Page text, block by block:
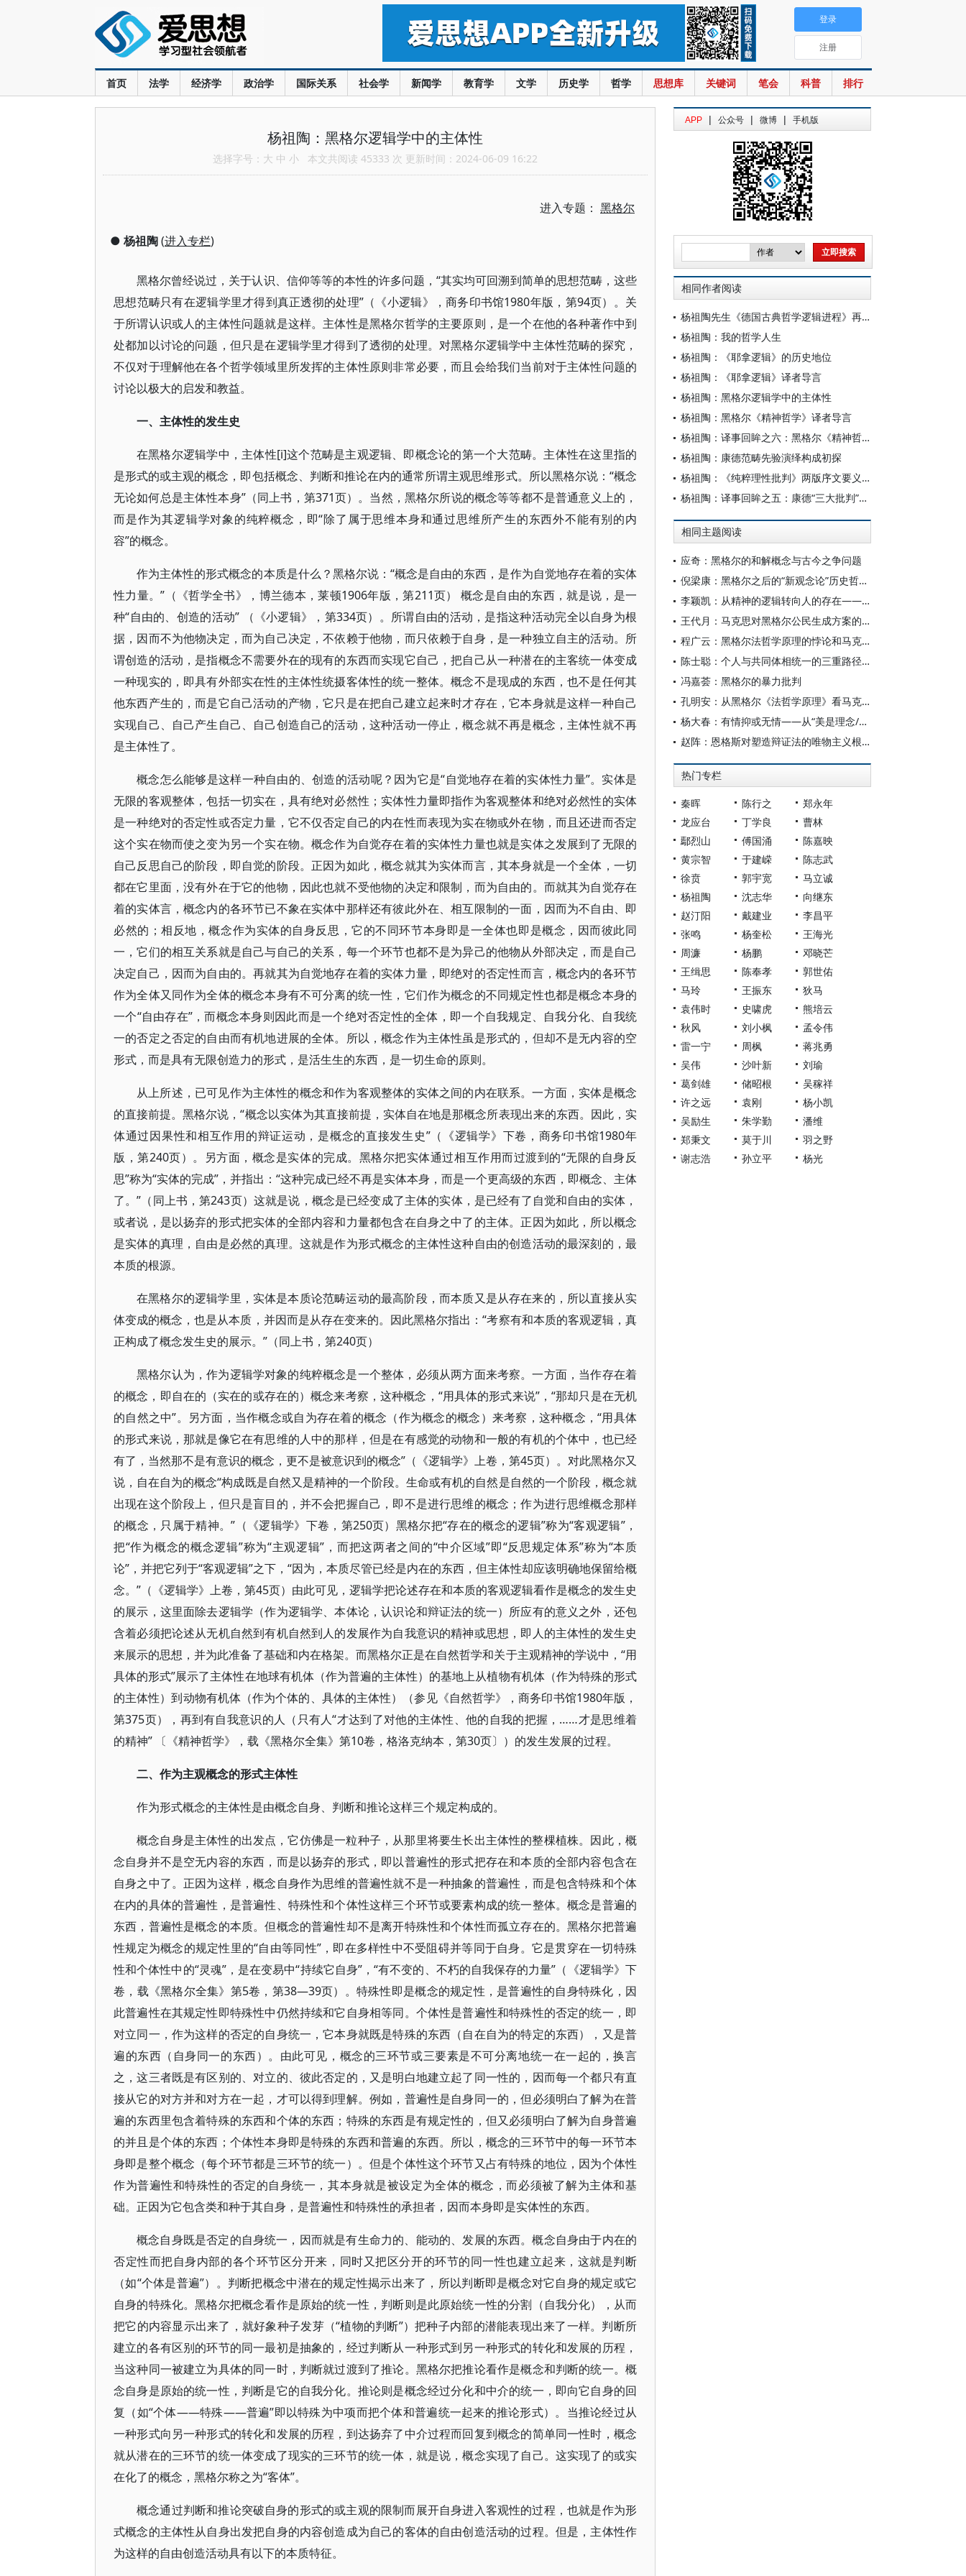
首页 法学 经济学 政治学 国际关系 社会学 新闻学 教育学 文学 历史学 哲学 思想库 关键词 笔会 科普 排行
登录
注册
杨祖陶：黑格尔逻辑学中的主体性
选择字号： 大 中 小 本文共阅读 45333 次 更新时间：2024-06-09 16:22
进入专题： 黑格尔
● 杨祖陶(进入专栏)
黑格尔曾经说过，关于认识、信仰等等的本性的许多问题，“其实均可回溯到简单的思想范畴，这些
思想范畴只有在逻辑学里才得到真正透彻的处理”（《小逻辑》，商务印书馆1980年版，第94页）。关
于所谓认识或人的主体性问题就是这样。主体性是黑格尔哲学的主要原则，是一个在他的各种著作中到
处都加以讨论的问题，但只是在逻辑学里才得到了透彻的处理。对黑格尔逻辑学中主体性范畴的探究，
不仅对于理解他在各个哲学领域里所发挥的主体性原则非常必要，而且会给我们当前对于主体性问题的
讨论以极大的启发和教益。
一、主体性的发生史
在黑格尔逻辑学中，主体性[i]这个范畴是主观逻辑、即概念论的第一个大范畴。主体性在这里指的
是形式的或主观的概念，即包括概念、判断和推论在内的通常所谓主观思维形式。所以黑格尔说：“概念
无论如何总是主体性本身”（同上书，第371页）。当然，黑格尔所说的概念等等都不是普通意义上的，
而是作为其逻辑学对象的纯粹概念，即“除了属于思维本身和通过思维所产生的东西外不能有别的内
容”的概念。
作为主体性的形式概念的本质是什么？黑格尔说：“概念是自由的东西，是作为自觉地存在着的实体
性力量。”（《哲学全书》，博兰德本，莱顿1906年版，第211页） 概念是自由的东西，就是说，是一
种“自由的、创造的活动” （《小逻辑》，第334页）。所谓自由的活动，是指这种活动完全以自身为根
据，因而不为他物决定，而为自己决定，不依赖于他物，而只依赖于自身，是一种独立自主的活动。所
谓创造的活动，是指概念不需要外在的现有的东西而实现它自己，把自己从一种潜在的主客统一体变成
一种现实的，即具有外部实在性的主体性统摄客体性的统一整体。概念不是现成的东西，也不是任何其
他东西产生的，而是它自己活动的产物，它只是在把自己建立起来时才存在，它本身就是这样一种自己
实现自己、自己产生自己、自己创造自己的活动，这种活动一停止，概念就不再是概念，主体性就不再
是主体性了。
概念怎么能够是这样一种自由的、创造的活动呢？因为它是“自觉地存在着的实体性力量”。实体是
无限的客观整体，包括一切实在，具有绝对必然性；实体性力量即指作为客观整体和绝对必然性的实体
是一种绝对的否定性或否定力量，它不仅否定自己的内在性而表现为实在物或外在物，而且还进而否定
这个实在物而使之变为另一个实在物。概念作为自觉存在着的实体性力量也就是实体之发展到了无限的
自己反思自己的阶段，即自觉的阶段。正因为如此，概念就其为实体而言，其本身就是一个全体，一切
都在它里面，没有外在于它的他物，因此也就不受他物的决定和限制，而为自由的。而就其为自觉存在
着的实体言，概念内的各环节已不象在实体中那样还有彼此外在、相互限制的一面，因而为不自由、即
必然的；相反地，概念作为实体的自身反思，它的不同环节本身即是一全体也即是概念，因而彼此同
一，它们的相互关系就是自己与自己的关系，每一个环节也都不是为异己的他物从外部决定，而是自己
决定自己，因而为自由的。再就其为自觉地存在着的实体力量，即绝对的否定性而言，概念内的各环节
作为全体又同作为全体的概念本身有不可分离的统一性，它们作为概念的不同规定性也都是概念本身的
一个“自由存在”，而概念本身则因此而是一个绝对否定性的全体，即一个自我规定、自我分化、自我统
一的否定之否定的自由而有机地进展的全体。所以，概念作为主体性虽是形式的，但却不是无内容的空
形式，而是具有无限创造力的形式，是活生生的东西，是一切生命的原则。
从上所述，已可见作为主体性的概念和作为客观整体的实体之间的内在联系。一方面，实体是概念
的直接前提。黑格尔说，“概念以实体为其直接前提，实体自在地是那概念所表现出来的东西。因此，实
体通过因果性和相互作用的辩证运动，是概念的直接发生史”（《逻辑学》下卷，商务印书馆1980年
版，第240页）。另方面，概念是实体的完成。黑格尔把实体通过相互作用而过渡到的“无限的自身反
思”称为“实体的完成”，并指出：“这种完成已经不再是实体本身，而是一个更高级的东西，即概念、主体
了。”（同上书，第243页）这就是说，概念是已经变成了主体的实体，是已经有了自觉和自由的实体，
或者说，是以扬弃的形式把实体的全部内容和力量都包含在自身之中了的主体。正因为如此，所以概念
是实体的真理，自由是必然的真理。这就是作为形式概念的主体性这种自由的创造活动的最深刻的，最
本质的根源。
在黑格尔的逻辑学里，实体是本质论范畴运动的最高阶段，而本质又是从存在来的，所以直接从实
体变成的概念，也是从本质，并因而是从存在变来的。因此黑格尔指出：“考察有和本质的客观逻辑，真
正构成了概念发生史的展示。”（同上书，第240页）
黑格尔认为，作为逻辑学对象的纯粹概念是一个整体，必须从两方面来考察。一方面，当作存在着
的概念，即自在的（实在的或存在的）概念来考察，这种概念，“用具体的形式来说”，“那却只是在无机
的自然之中”。另方面，当作概念或自为存在着的概念（作为概念的概念）来考察，这种概念，“用具体
的形式来说，那就是像它在有思维的人中的那样，但是在有感觉的动物和一般的有机的个体中，也已经
有了，当然那不是有意识的概念，更不是被意识到的概念”（《逻辑学》上卷，第45页）。对此黑格尔又
说，自在自为的概念“构成既是自然又是精神的一个阶段。生命或有机的自然是自然的一个阶段，概念就
出现在这个阶段上，但只是盲目的，并不会把握自己，即不是进行思维的概念；作为进行思维概念那样
的概念，只属于精神。”（《逻辑学》下卷，第250页）黑格尔把“存在的概念的逻辑”称为“客观逻辑”，
把“作为概念的概念逻辑”称为“主观逻辑”，而把这两者之间的“中介区域”即“反思规定体系”称为“本质
论”，并把它列于“客观逻辑”之下，“因为，本质尽管已经是内在的东西，但主体性却应该明确地保留给概
念。”（《逻辑学》上卷，第45页）由此可见，逻辑学把论述存在和本质的客观逻辑看作是概念的发生史
的展示，这里面除去逻辑学（作为逻辑学、本体论，认识论和辩证法的统一）所应有的意义之外，还包
含着必须把论述从无机自然到有机自然到人的发展作为自我意识的精神或思想，即人的主体性的发生史
来展示的思想，并为此准备了基础和内在格架。而黑格尔正是在自然哲学和关于主观精神的学说中，“用
具体的形式”展示了主体性在地球有机体（作为普遍的主体性）的基地上从植物有机体（作为特殊的形式
的主体性）到动物有机体（作为个体的、具体的主体性）（参见《自然哲学》，商务印书馆1980年版，
第375页），再到有自我意识的人（只有人“才达到了对他的主体性、他的自我的把握，……才是思维着
的精神” 〔《精神哲学》，载《黑格尔全集》第10卷，格洛克纳本，第30页〕）的发生发展的过程。
二、作为主观概念的形式主体性
作为形式概念的主体性是由概念自身、判断和推论这样三个规定构成的。
概念自身是主体性的出发点，它仿佛是一粒种子，从那里将要生长出主体性的整棵植株。因此，概
念自身并不是空无内容的东西，而是以扬弃的形式，即以普遍性的形式把存在和本质的全部内容包含在
自身之中了。正因为这样，概念自身作为思维的普遍性就不是一种抽象的普遍性，而是包含特殊和个体
在内的具体的普遍性，是普遍性、特殊性和个体性这样三个环节或要素构成的统一整体。概念是普遍的
东西，普遍性是概念的本质。但概念的普遍性却不是离开特殊性和个体性而孤立存在的。黑格尔把普遍
性规定为概念的规定性里的“自由等同性”，即在多样性中不受阻碍并等同于自身。它是贯穿在一切特殊
性和个体性中的“灵魂”，是在变易中“持续它自身”，“有不变的、不朽的自我保存的力量”（《逻辑学》下
卷，载《黑格尔全集》第5卷，第38—39页）。特殊性即是概念的规定性，是普遍性的自身特殊化，因
此普遍性在其规定性即特殊性中仍然持续和它自身相等同。个体性是普遍性和特殊性的否定的统一，即
对立同一，作为这样的否定的自身统一，它本身就既是特殊的东西（自在自为的特定的东西），又是普
遍的东西（自身同一的东西）。由此可见，概念的三环节或三要素是不可分离地统一在一起的，换言
之，这三者既是有区别的、对立的、彼此否定的，又是明白地建立起了同一性的，因而每一个都只有直
接从它的对方并和对方在一起，才可以得到理解。例如，普遍性是自身同一的，但必须明白了解为在普
遍的东西里包含着特殊的东西和个体的东西；特殊的东西是有规定性的，但又必须明白了解为自身普遍
的并且是个体的东西；个体性本身即是特殊的东西和普遍的东西。所以，概念的三环节中的每一环节本
身即是整个概念（每个环节都是三环节的统一）。但是个体性这个环节又占有特殊的地位，因为个体性
作为普遍性和特殊性的否定的自身统一，其本身就是被设定为全体的概念，而必须被了解为主体和基
础。正因为它包含类和种于其自身，是普遍性和特殊性的承担者，因而本身即是实体性的东西。
概念自身既是否定的自身统一，因而就是有生命力的、能动的、发展的东西。概念自身由于内在的
否定性而把自身内部的各个环节区分开来，同时又把区分开的环节的同一性也建立起来，这就是判断
（如“个体是普遍”）。判断把概念中潜在的规定性揭示出来了，所以判断即是概念对它自身的规定或它
自身的特殊化。黑格尔把概念看作是原始的统一性，判断则是此原始统一性的分割（自我分化），从而
把它的内容显示出来了，就好象种子发芽（“植物的判断”）把种子内部的潜能表现出来了一样。判断所
建立的各有区别的环节的同一最初是抽象的，经过判断从一种形式到另一种形式的转化和发展的历程，
当这种同一被建立为具体的同一时，判断就过渡到了推论。黑格尔把推论看作是概念和判断的统一。概
念自身是原始的统一性，判断是它的自我分化。推论则是概念经过分化和中介的统一，即向它自身的回
复（如“个体——特殊——普遍”即以特殊为中项而把个体和普遍统一起来的推论形式）。当推论经过从
一种形式向另一种形式的转化和发展的历程，到达扬弃了中介过程而回复到概念的简单同一性时，概念
就从潜在的三环节的统一体变成了现实的三环节的统一体，就是说，概念实现了自己。这实现了的或实
在化了的概念，黑格尔称之为“客体”。
概念通过判断和推论突破自身的形式的或主观的限制而展开自身进入客观性的过程，也就是作为形
式概念的主体性从自身出发把自身的内容创造成为自己的客体的自由创造活动的过程。但是，主体性作
为这样的自由创造活动具有以下的本质特征。
APP | 公众号 | 微博 | 手机版
相同作者阅读
杨祖陶先生《德国古典哲学逻辑进程》再版
杨祖陶：我的哲学人生
杨祖陶：《耶拿逻辑》的历史地位
杨祖陶：《耶拿逻辑》译者导言
杨祖陶：黑格尔逻辑学中的主体性
杨祖陶：黑格尔《精神哲学》译者导言
杨祖陶：译事回眸之六：黑格尔《精神哲学》首译的漫长岁月
杨祖陶：康德范畴先验演绎构成初探
杨祖陶：《纯粹理性批判》两版序文要义剖析
杨祖陶：译事回眸之五：康德“三大批判”新译的七个寒暑
相同主题阅读
应奇：黑格尔的和解概念与古今之争问题
倪梁康：黑格尔之后的“新观念论”历史哲学：新黑格尔主义
李颖凯：从精神的逻辑转向人的存在——论科耶夫欲望辩证法对黑格尔哲学的理论重构
王代月：马克思对黑格尔公民生成方案的继承与超越
程广云：黑格尔法哲学原理的悖论和马克思法哲学批判的构架
陈士聪：个人与共同体相统一的三重路径：康德、黑格尔与阿多诺
冯嘉荟：黑格尔的暴力批判
孔明安：从黑格尔《法哲学原理》看马克思的人道主义的源流
杨大春：有情抑或无情——从“美是理念/观念的感性显现”看审美意识的演变
赵阵：恩格斯对塑造辩证法的唯物主义根基的原创性贡献
热门专栏
秦晖 陈行之
郑永年
龙应台
丁学良
曹林
鄢烈山
傅国涌
陈嘉映
黄宗智
于建嵘
陈志武
徐贲
郭宇宽
马立诚
杨祖陶
沈志华
向继东
赵汀阳
戴建业
李昌平
张鸣
杨奎松
王海光
周濂
杨鹏
邓晓芒
王缉思
陈奉孝
郭世佑
马玲
王振东
狄马
袁伟时
史啸虎
熊培云
秋风
刘小枫
孟令伟
雷一宁
周枫
蒋兆勇
吴伟
沙叶新
刘瑜
葛剑雄
储昭根
吴稼祥
许之远
袁刚
杨小凯
吴励生
朱学勤
潘维
郑秉文
莫于川
羽之野
谢志浩
孙立平 杨光